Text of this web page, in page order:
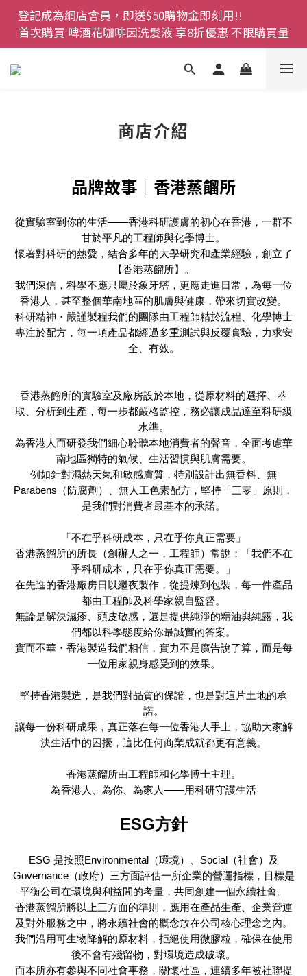
登記成為網店會員，即送$50購物金即刻用!!
首次購買 啤酒花咖啡因洗髮液 享8折優惠 不限購買量
登記成為網店會員，即送$50購物金即刻用!!
首次購買 啤酒花咖啡因洗髮液 享8折優惠 不限購買量
網店會員一年內累積消費 $4500 即刻變身 VIP 全年正
價貨 85 折，幫朋友買大家一齊抵 !!
裝 濕疹舒敏膏   幼兒適用
首次購買 啤酒花咖啡因洗髮液 享8折優惠 不限購買量
商店介紹
品牌故事｜香港蒸餾所
從實驗室到你的生活——香港科研護膚的初心在香港，一群不
甘於平凡的工程師與化學博士。
懷著對科研的熱愛，結合多年的大學研究和產業經驗，創立了
【香港蒸餾所】。
我們深信，科學不應只屬於象牙塔，更應走進日常，為每一位
香港人，甚至整個華南地區的肌膚與健康，帶來切實改變。
科研精神・嚴謹製程我們的團隊由工程師精於流程、化學博士
專注於配方，每一項產品都經過多重測試與反覆實驗，力求安
全、有效。
香港蒸餾所的實驗室及廠房設於本地，從原材料的選擇、萃
取、分析到生產，每一步都嚴格監控，務必讓成品達至科研級
水準。
為香港人而研發我們細心聆聽本地消費者的聲音，全面考慮華
南地區獨特的氣候、生活習慣與肌膚需要。
例如針對濕熱天氣和敏感膚質，特別設計出無香料、無
Parabens（防腐劑）、無人工色素配方，堅持「三零」原則，
是我們對消費者最基本的承諾。
「不在乎科研成本，只在乎你真正需要」
香港蒸餾所的所長（創辦人之一，工程師）常說：「我們不在
乎科研成本，只在乎你真正需要。」
在先進的香港廠房日以繼夜製作，從提煉到包裝，每一件產品
都由工程師及科學家親自監督。
無論是解決濕疹、頭皮敏感，還是提供純淨的精油與純露，我
們都以科學態度給你最誠實的答案。
實而不華・香港製造我們相信，實力不是廣告說了算，而是每
一位用家親身感受到的效果。
堅持香港製造，是我們對品質的保證，也是對這片土地的承
諾。
讓每一份科研成果，真正落在每一位香港人手上，協助大家解
決生活中的困擾，這比任何商業成就都更有意義。
香港蒸餾所由工程師和化學博士主理。
為香港人、為你、為家人——用科研守護生活
ESG方針
ESG 是按照Environmental（環境）、Social（社會）及
Governance（政府）三方面評估一所企業的營運指標，目標是
平衡公司在環境與利益間的考量，共同創建一個永續社會。
香港蒸餾所將以上三方面的準則，應用在產品生產、企業營運
及對外服務之中，將永續社會的概念放在公司核心理念之內。
我們沿用可生物降解的原材料，拒絕使用微膠粒，確保在使用
後不會有殘留物，對環境造成破壞。
而本所亦有參與不同社會事務，關懷社區，連續多年被社聯提